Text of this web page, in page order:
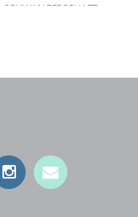
SCHWANGERSCHAFT